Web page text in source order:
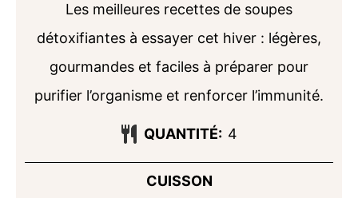
Les meilleures recettes de soupes
détoxifiantes à essayer cet hiver : légères,
gourmandes et faciles à préparer pour
purifier l’organisme et renforcer l’immunité.
QUANTITÉ: 4
CUISSON